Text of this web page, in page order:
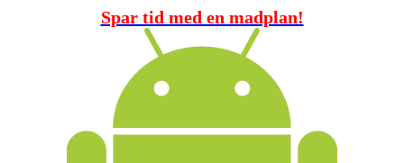
Spar tid med en madplan!